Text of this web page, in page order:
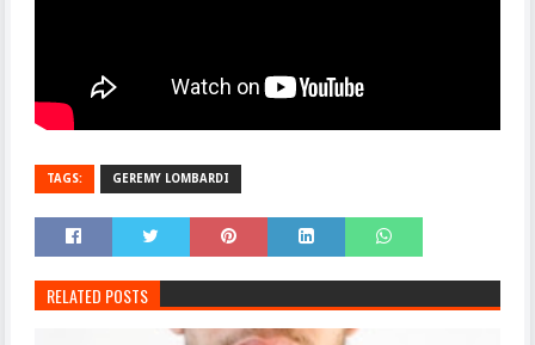
TAGS: GEREMY LOMBARDI
RELATED POSTS